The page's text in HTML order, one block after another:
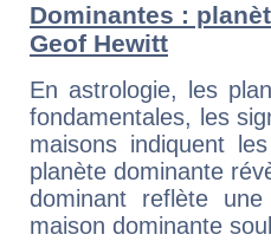
Dominantes :
Geof Hewitt
En astrologie, les
fondamentales, les
maisons indiquent
planète dominante
dominant reflète
maison dominante